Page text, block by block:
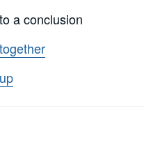
a conclusion